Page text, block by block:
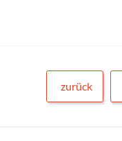
zurück